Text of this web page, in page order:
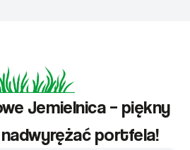
Jemielnica – piękny
portfela!